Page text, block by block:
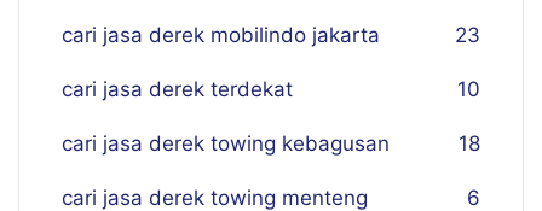
cari jasa derek mobilindo jakarta 23
cari jasa derek terdekat 10
cari jasa derek towing kebagusan 18
cari jasa derek towing menteng 6